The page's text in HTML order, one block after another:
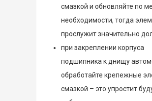
смазкой и обновляйте по
необходимости, тогда
прослужит значительно
при закреплении корпуса
подшипника к днищу
обработайте крепежные
смазкой – это упростит